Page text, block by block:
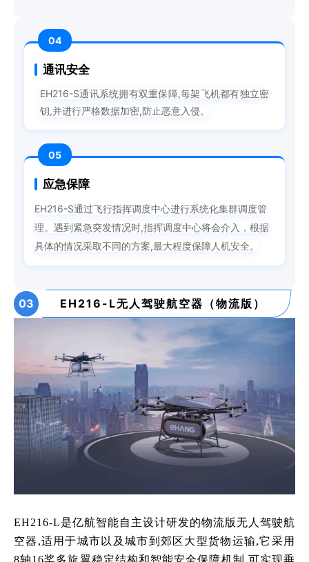
04
通讯安全
EH216-S通讯系统拥有双重保障,每架飞机都有独立密
钥,并进行严格数据加密,防止恶意入侵。
05
应急保障
EH216-S通过飞行指挥调度中心进行系统化集群调度管
理。遇到紧急突发情况时,指挥调度中心将会介入，根据
具体的情况采取不同的方案,最大程度保障人机安全。
03 EH216-L无人驾驶航空器（物流版）
EH216-L是亿航智能自主设计研发的物流版无人驾驶航
空器,适用于城市以及城市到郊区大型货物运输,它采用
8轴16桨多旋翼稳定结构和智能安全保障机制,可实现垂